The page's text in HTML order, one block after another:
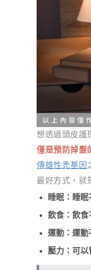
想透過頭皮護
僅是預防掉髮
傳雄性禿基因
最好方式，就
睡眠：睡
飲食：飲食
運動：運動
壓力：可